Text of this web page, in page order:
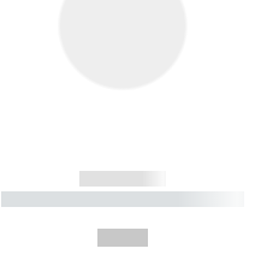
------------
----------- ----------- ----------